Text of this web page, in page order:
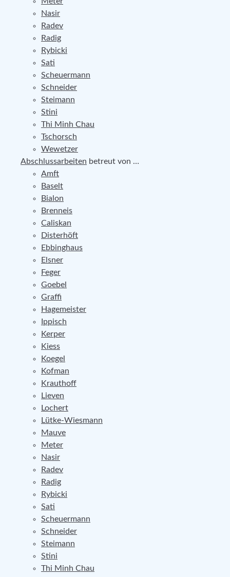
Nasir
Radev
Radig
Rybicki
Sati
Scheuermann
Schneider
Steimann
Stini
Thi Minh Chau
Tschorsch
Wewetzer
Abschlussarbeiten betreut von …
Amft
Baselt
Bialon
Brenneis
Caliskan
Disterhöft
Ebbinghaus
Elsner
Feger
Goebel
Graffi
Hagemeister
Ippisch
Kerper
Kiess
Koegel
Kofman
Krauthoff
Lieven
Lochert
Lütke-Wiesmann
Mauve
Meter
Nasir
Radev
Radig
Rybicki
Sati
Scheuermann
Schneider
Steimann
Stini
Thi Minh Chau